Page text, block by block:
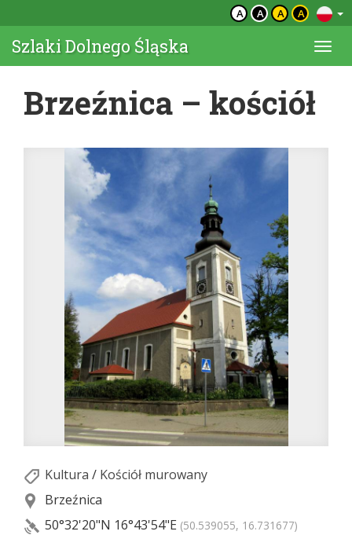
A A A A
Szlaki Dolnego Śląska
Brzeźnica – kościół
Kultura / Kościół murowany
Brzeźnica
50°32'20"N 16°43'54"E (50.539055, 16.731677)